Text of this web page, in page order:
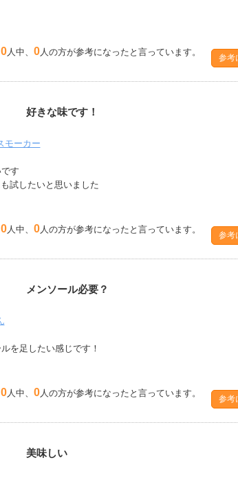
0人中、 0人の方が参考になったと言っています。
参考
好きな味です！
モーカー
す
試したいと思いました
0人中、 0人の方が参考になったと言っています。
参考
メンソール必要？
を足したい感じです！
0人中、 0人の方が参考になったと言っています。
参考
美味しい